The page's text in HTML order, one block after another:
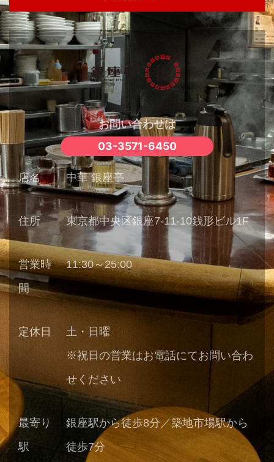
お問い合わせは
03-3571-6450
店名 中華 銀座亭
住所 東京都中央区銀座7-11-10銭形ビル1F
営業時
間
11:30～25:00
定休日
土・日曜
※祝日の営業はお電話にてお問い合わ
せください
最寄り
駅
銀座駅から徒歩8分／築地市場駅から
徒歩7分